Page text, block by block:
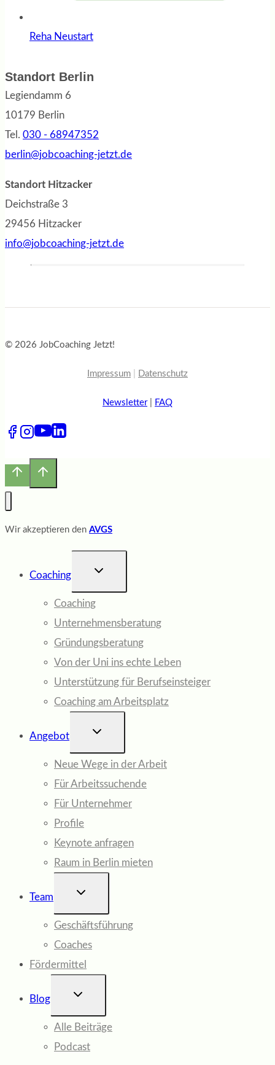
Reha Neustart
Standort Berlin
Legiendamm 6
10179 Berlin
Tel. 030 - 68947352
berlin@jobcoaching-jetzt.de
Standort Hitzacker
Deichstraße 3
29456 Hitzacker
info@jobcoaching-jetzt.de
© 2026 JobCoaching Jetzt!
Impressum Datenschutz
Newsletter| FAQ
Wir akzeptieren den AVGS
Coaching
UNTERMENÜ
Coaching
Unternehmensberatung
Gründungsberatung
Von der Uni ins echte Leben
Unterstützung für Berufseinsteiger
Coaching am Arbeitsplatz
Angebot
UNTERMENÜ
Neue Wege in der Arbeit
Für Arbeitssuchende
Für Unternehmer
Profile
Keynote anfragen
Raum in Berlin mieten
Team
UNTERMENÜ
Geschäftsführung
Coaches
Fördermittel
Blog
UNTERMENÜ
Alle Beiträge
Podcast